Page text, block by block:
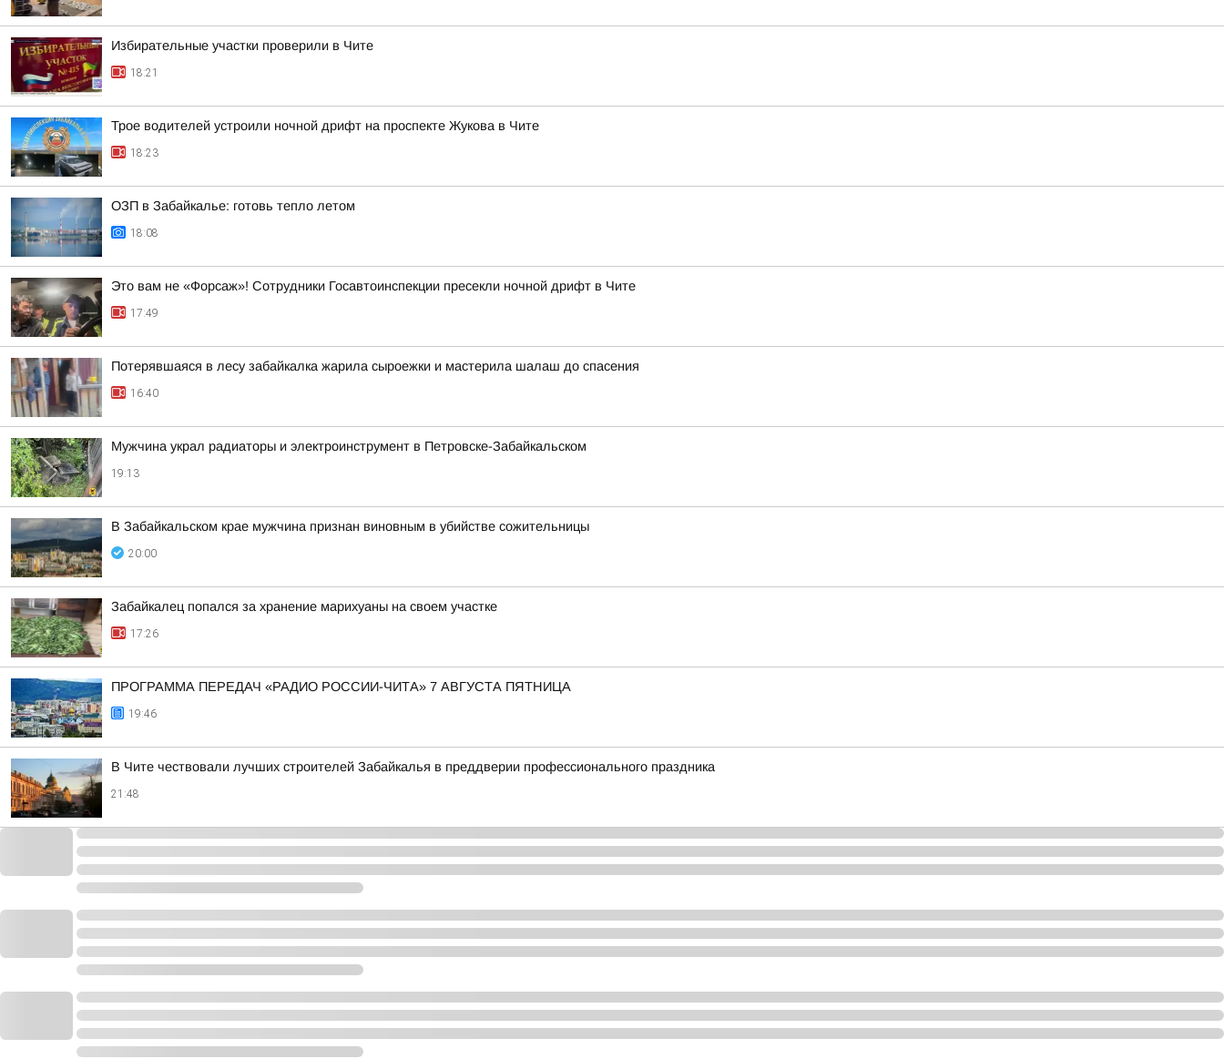
Избирательные участки проверили в Чите
18:21
Трое водителей устроили ночной дрифт на проспекте Жукова в Чите
18:23
ОЗП в Забайкалье: готовь тепло летом
18:08
Это вам не «Форсаж»! Сотрудники Госавтоинспекции пресекли ночной дрифт в Чите
17:49
Потерявшаяся в лесу забайкалка жарила сыроежки и мастерила шалаш до спасения
16:40
Мужчина украл радиаторы и электроинструмент в Петровске-Забайкальском
19:13
В Забайкальском крае мужчина признан виновным в убийстве сожительницы
20:00
Забайкалец попался за хранение марихуаны на своем участке
17:26
ПРОГРАММА ПЕРЕДАЧ «РАДИО РОССИИ-ЧИТА» 7 АВГУСТА ПЯТНИЦА
19:46
В Чите чествовали лучших строителей Забайкалья в преддверии профессионального праздника
21:48